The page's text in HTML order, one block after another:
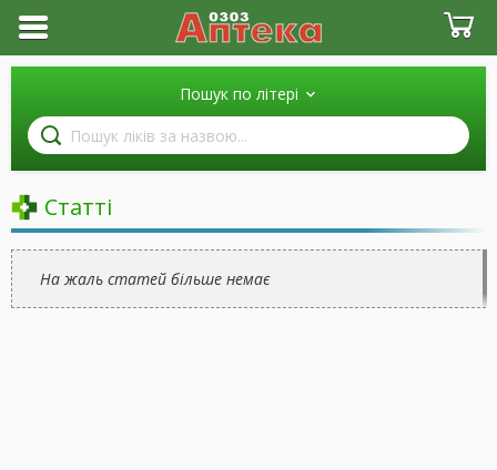
Пошук по літері
Пошук
ліків
за
назвою
Статті
На жаль статей більше немає